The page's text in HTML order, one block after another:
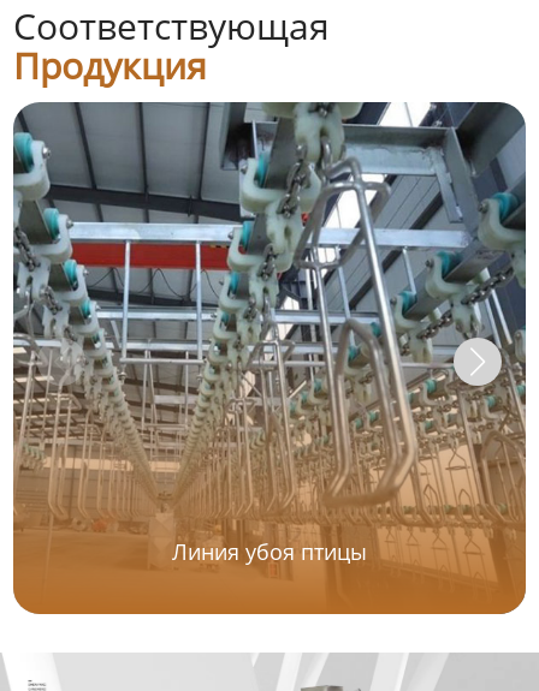
Соответствующая
Продукция
Линия убоя птицы